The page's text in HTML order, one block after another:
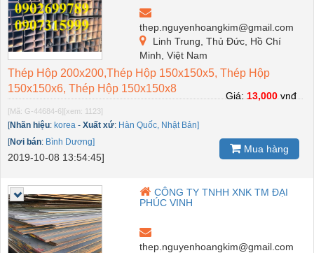
thep.nguyenhoangkim@gmail.com
Linh Trung, Thủ Đức, Hồ Chí
Minh, Việt Nam
Thép Hộp 200x200,Thép Hộp 150x150x5, Thép Hộp
150x150x6, Thép Hộp 150x150x8
[Mã: G-44684-6][xem: 1123]
[Nhãn hiệu: korea - Xuất xứ: Hàn Quốc, Nhật Bản]
[Nơi bán: Bình Dương]
2019-10-08 13:54:45]
Giá: 13,000 vnđ
Mua hàng
CÔNG TY TNHH XNK TM ĐẠI
PHÚC VINH
thep.nguyenhoangkim@gmail.com